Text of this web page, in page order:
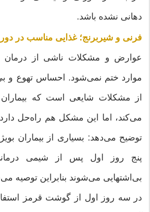
دهانی نشده باشد.
فرنی و شیربرنج؛ غذایی مناسب در
عوارض و مشكلات ناشی از
موارد ختم نمی‌شود. احساس تهوع و
از مشكلات شایعی است كه
می‌كند، اما این مشكل هم راه‌حل
توضیح می‌دهد: بسیاری از بیماران
پنج روز اول پس از شیمی
بی‌اشتهایی می‌شوند بنابراین توصیه
در سه روز اول از گوشت قرمز